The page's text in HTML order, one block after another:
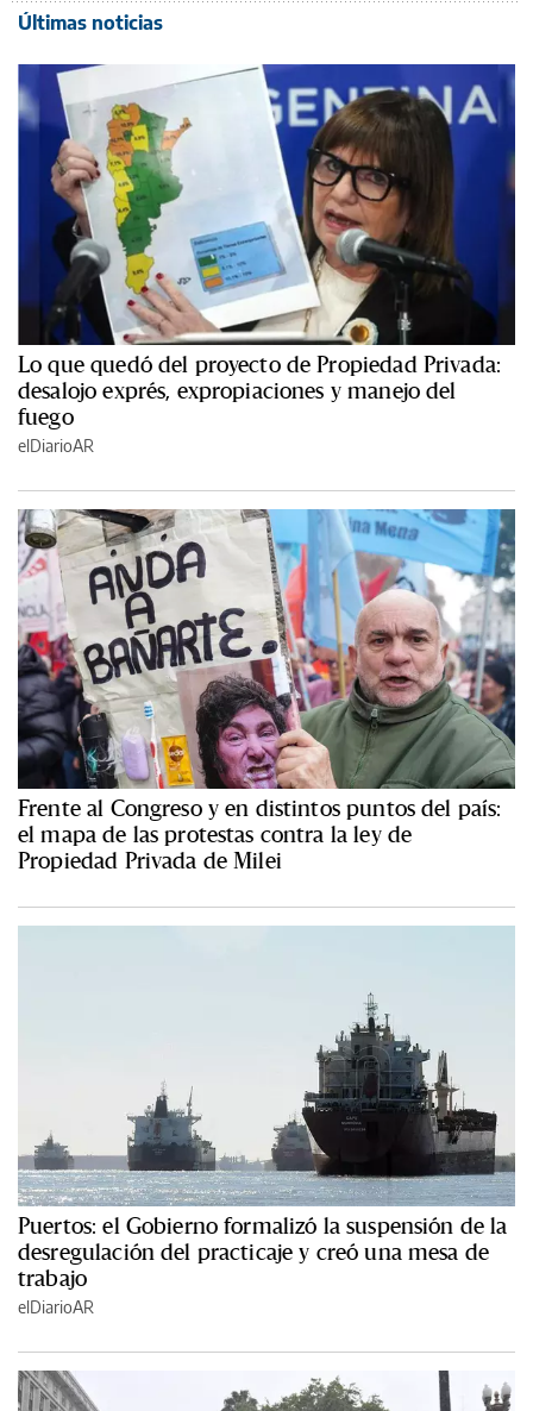
Últimas noticias
Lo que quedó del proyecto de Propiedad Privada:
desalojo exprés, expropiaciones y manejo del
fuego
elDiarioAR
Frente al Congreso y en distintos puntos del país:
el mapa de las protestas contra la ley de
Propiedad Privada de Milei
Puertos: el Gobierno formalizó la suspensión de la
desregulación del practicaje y creó una mesa de
trabajo
elDiarioAR